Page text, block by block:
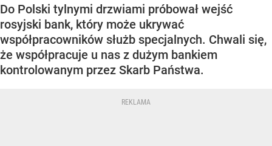
Do Polski tylnymi drzwiami próbował wejść
rosyjski bank, który może ukrywać
współpracowników służb specjalnych. Chwali się,
że współpracuje u nas z dużym bankiem
kontrolowanym przez Skarb Państwa.